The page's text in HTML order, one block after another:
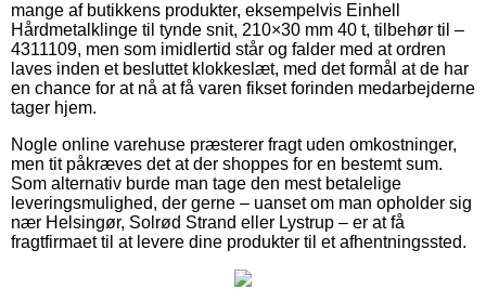
mange af butikkens produkter, eksempelvis Einhell
Hårdmetalklinge til tynde snit, 210×30 mm 40 t, tilbehør til –
4311109, men som imidlertid står og falder med at ordren
laves inden et besluttet klokkeslæt, med det formål at de har
en chance for at nå at få varen fikset forinden medarbejderne
tager hjem.
Nogle online varehuse præsterer fragt uden omkostninger,
men tit påkræves det at der shoppes for en bestemt sum.
Som alternativ burde man tage den mest betalelige
leveringsmulighed, der gerne – uanset om man opholder sig
nær Helsingør, Solrød Strand eller Lystrup – er at få
fragtfirmaet til at levere dine produkter til et afhentningssted.